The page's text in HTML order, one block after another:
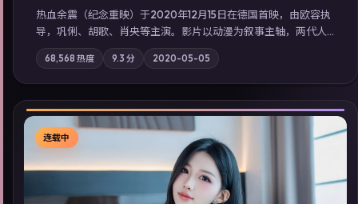
热血余震（纪念重映）于2020年12月15日在德国首映，由欧容执
导，巩俐、胡歌、肖央等主演。影片以动漫为叙事主轴，两代人
的执念在暴风雨夜正面相撞；摄影与配乐强化地域气质；站内亦
可通过「国产免费观看高清电视剧在线看」延展检索同类型高分
佳作，畅享高清在线追剧体验。
68,568 热度 9.3 分 2020-05-05
连载中